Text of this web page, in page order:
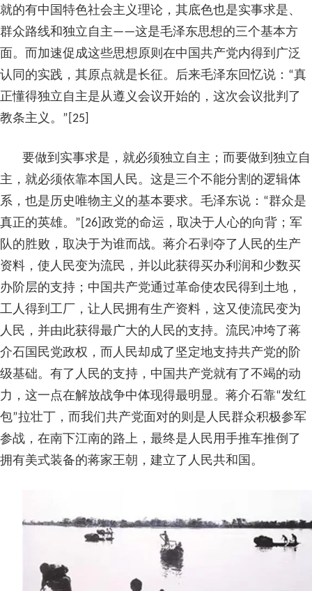
就的有中国特色社会主义理论，其底色也是实事求是、
群众路线和独立自主——这是毛泽东思想的三个基本方
面。而加速促成这些思想原则在中国共产党内得到广泛
认同的实践，其原点就是长征。后来毛泽东回忆说：“真
正懂得独立自主是从遵义会议开始的，这次会议批判了
教条主义。”[25]
要做到实事求是，就必须独立自主；而要做到独立自
主，就必须依靠本国人民。这是三个不能分割的逻辑体
系，也是历史唯物主义的基本要求。毛泽东说：“群众是
真正的英雄。”[26]政党的命运，取决于人心的向背；军
队的胜败，取决于为谁而战。蒋介石剥夺了人民的生产
资料，使人民变为流民，并以此获得买办利润和少数买
办阶层的支持；中国共产党通过革命使农民得到土地，
工人得到工厂，让人民拥有生产资料，这又使流民变为
人民，并由此获得最广大的人民的支持。流民冲垮了蒋
介石国民党政权，而人民却成了坚定地支持共产党的阶
级基础。有了人民的支持，中国共产党就有了不竭的动
力，这一点在解放战争中体现得最明显。蒋介石靠“发红
包”拉壮丁，而我们共产党面对的则是人民群众积极参军
参战，在南下江南的路上，最终是人民用手推车推倒了
拥有美式装备的蒋家王朝，建立了人民共和国。